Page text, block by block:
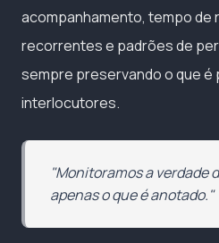
acompanhamento, tempo
recorrentes e padrões de
sempre preservando o que é
interlocutores.
"Monitoramos a verdade
apenas o que é anotado."